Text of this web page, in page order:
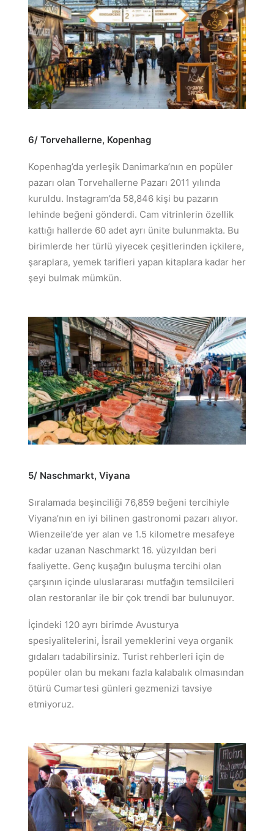
6/ Torvehallerne, Kopenhag
Kopenhag’da yerleşik Danimarka’nın en popüler
pazarı olan Torvehallerne Pazarı 2011 yılında
kuruldu. Instagram’da 58,846 kişi bu pazarın
lehinde beğeni gönderdi. Cam vitrinlerin özellik
kattığı hallerde 60 adet ayrı ünite bulunmakta. Bu
birimlerde her türlü yiyecek çeşitlerinden içkilere,
şaraplara, yemek tarifleri yapan kitaplara kadar her
şeyi bulmak mümkün.
5/ Naschmarkt, Viyana
Sıralamada beşinciliği 76,859 beğeni tercihiyle
Viyana’nın en iyi bilinen gastronomi pazarı alıyor.
Wienzeile’de yer alan ve 1.5 kilometre mesafeye
kadar uzanan Naschmarkt 16. yüzyıldan beri
faaliyette. Genç kuşağın buluşma tercihi olan
çarşının içinde uluslararası mutfağın temsilcileri
olan restoranlar ile bir çok trendi bar bulunuyor.
İçindeki 120 ayrı birimde Avusturya
spesiyalitelerini, İsrail yemeklerini veya organik
gıdaları tadabilirsiniz. Turist rehberleri için de
popüler olan bu mekanı fazla kalabalık olmasından
ötürü Cumartesi günleri gezmenizi tavsiye
etmiyoruz.